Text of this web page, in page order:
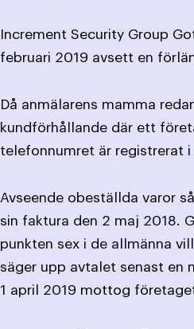
Increment Security Group
februari 2019 avsett en
Då anmälarens mamma
kundförhållande där ett
telefonnumret är registrerat
Avseende obeställda varor
sin faktura den 2 maj 2018.
punkten sex i de allmänna
säger upp avtalet senast en
1 april 2019 mottog